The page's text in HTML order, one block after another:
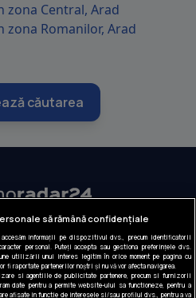
zona Central, Arad
Romanilor, Arad
căutarea
NE:
COMPANIE
noi
să rămână confidențiale
informații pe dispozitivul dvs., precum identificatorii
personal. Puteți accepta sau gestiona preferințele dvs.
utilizării unui interes legitim în orice moment pe pagina cu
raportate partenerilor noștri și nu vă vor afecta navigarea.
si agentiile de publicitate partenere, precum si furnizorii
date pentru a permite website-ului sa functioneze, pentru a
afisate in functie de interesele si/sau profilul dvs., pentru a va